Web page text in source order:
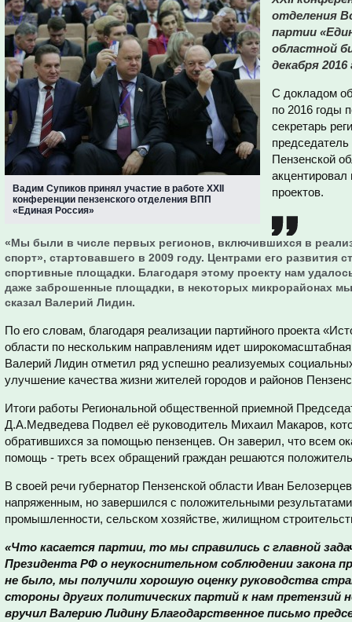
Вадим Супиков принял участие в работе XXII
конференции пензенского отделения ВПП
«Единая Россия»
отделения
партии
областной
декабря 2016
С докладом
по 2016 годы
секретарь
Пензенской
проектов.
«Мы были в числе первых регионов, включившихся в
спорт», стартовавшего в 2009 году. Центрами его
спортивные площадки. Благодаря этому проекту нам
даже заброшенные площадки, в некоторых микрорайонах
сказал Валерий Лидин.
По его словам, благодаря реализации партийного проекта
области по нескольким направлениям идет
Валерий Лидин отметил ряд успешно реализуемых
улучшение качества жизни жителей городов и районов
Итоги работы Региональной общественной приемной
Д.А.Медведева Подвел её руководитель Михаил Макаров,
обратившихся за помощью пензенцев. Он заверил, что всем
помощь - треть всех обращений граждан решаются
В своей речи губернатор Пензенской области Иван
напряженным, но завершился с положительными
промышленности, сельском хозяйстве, жилищном
«Что касается партии, то мы справились с главной
Президента РФ о неукоснительном соблюдении закона
не было, мы получили хорошую оценку руководства
стороны других политических партий к нам претензий
вручил Валерию Лидину Благодарственное письмо